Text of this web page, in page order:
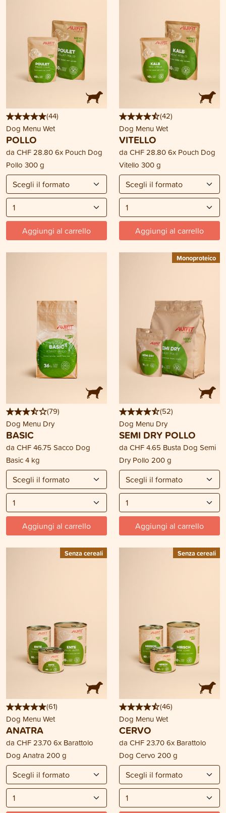
(44)
Dog Menu Wet
POLLO
da CHF 28.806x Pouch Dog
Pollo 300 g
Aggiungi al carrello
(42)
Dog Menu Wet
VITELLO
da CHF 28.806x Pouch Dog
Vitello 300 g
Aggiungi al carrello
(79)
Dog Menu Dry
BASIC
da CHF 46.75 Sacco Dog
Basic 4 kg
Aggiungi al carrello
Monoproteico
(52)
Dog Menu Dry
SEMI DRY POLLO
da CHF 4.65 Busta Dog Semi
Dry Pollo 200 g
Aggiungi al carrello
Senza cereali
(61)
Dog Menu Wet
ANATRA
da CHF 23.706x Barattolo
Dog Anatra 200 g
Senza cereali
(46)
Dog Menu Wet
CERVO
da CHF 23.706x Barattolo
Dog Cervo 200 g